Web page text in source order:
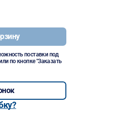
поставки под
по кнопке "Заказать